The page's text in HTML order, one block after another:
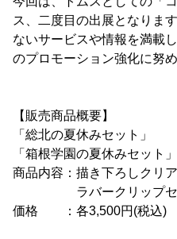
ス、二度目の出展となりま
ないサービスや情報を満載
のプロモーション強化に努
【販売商品概要】
「総北の夏休みセット」
「箱根学園の夏休みセット」
商品内容：描き下ろしクリ
ラバークリップセッ
価格 ：各3,500円(税込)